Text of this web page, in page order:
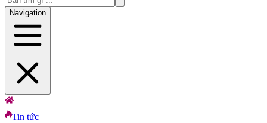
Navigation
Tin tức